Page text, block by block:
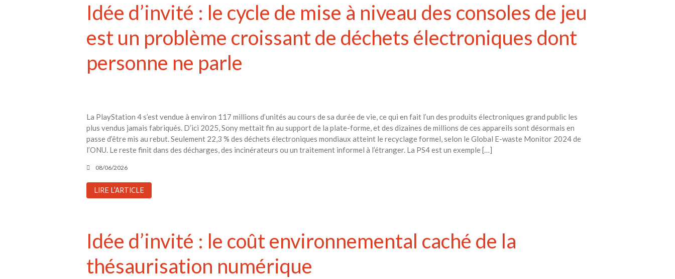
Idée d’invité : le cycle de mise à niveau des consoles de jeu
est un problème croissant de déchets électroniques dont
personne ne parle
La PlayStation 4 s’est vendue à environ 117 millions d’unités au cours de sa durée de vie, ce qui en fait l’un des produits électroniques grand public les
plus vendus jamais fabriqués. D’ici 2025, Sony mettait fin au support de la plate-forme, et des dizaines de millions de ces appareils sont désormais en
passe d’être mis au rebut. Seulement 22,3 % des déchets électroniques mondiaux atteint le recyclage formel, selon le Global E-waste Monitor 2024 de
l’ONU. Le reste finit dans des décharges, des incinérateurs ou un traitement informel à l’étranger. La PS4 est un exemple […]
08/06/2026
LIRE L'ARTICLE
Idée d’invité : le coût environnemental caché de la
thésaurisation numérique